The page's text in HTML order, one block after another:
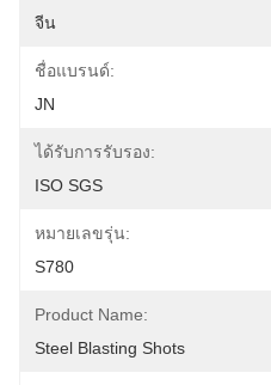
จีน
ชื่อแบรนด์:
JN
ได้รับการรับรอง:
ISO SGS
หมายเลขรุ่น:
S780
Product Name:
Steel Blasting Shots